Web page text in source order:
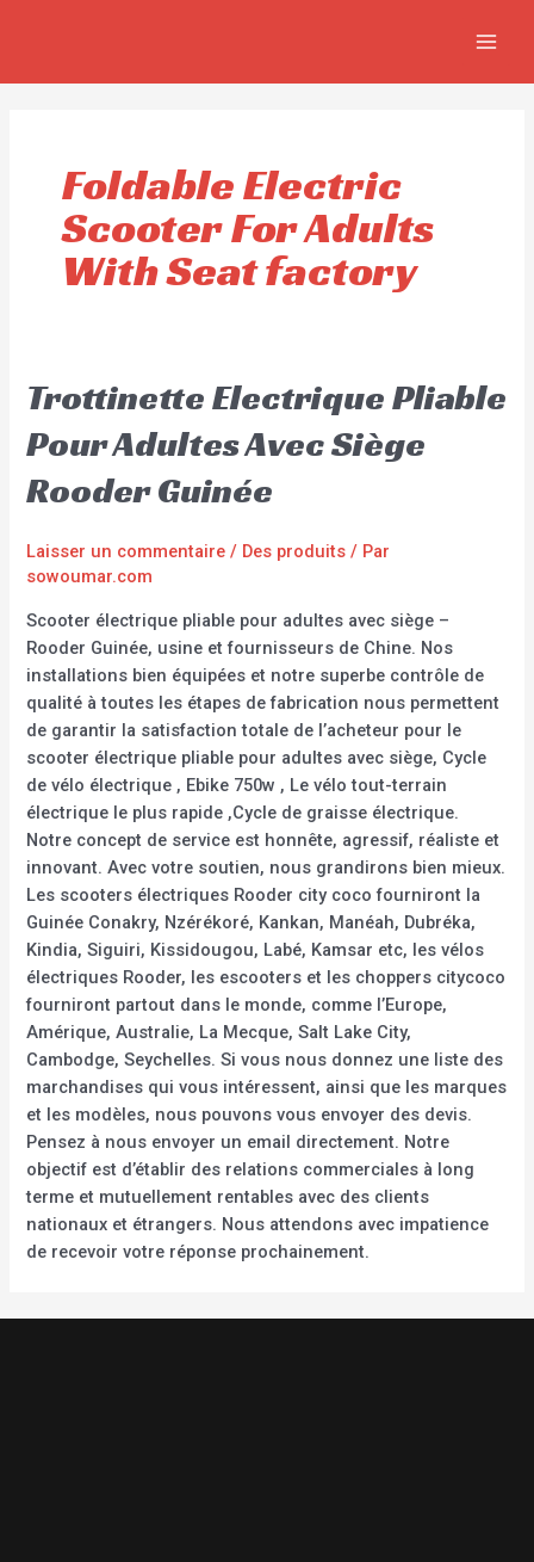
Foldable Electric
Scooter For Adults
With Seat factory
Trottinette Electrique Pliable
Pour Adultes Avec Siège
Rooder Guinée
Laisser un commentaire / Des produits / Par
sowoumar.com
Scooter électrique pliable pour adultes avec siège –
Rooder Guinée, usine et fournisseurs de Chine. Nos
installations bien équipées et notre superbe contrôle de
qualité à toutes les étapes de fabrication nous permettent
de garantir la satisfaction totale de l’acheteur pour le
scooter électrique pliable pour adultes avec siège, Cycle
de vélo électrique , Ebike 750w , Le vélo tout-terrain
électrique le plus rapide ,Cycle de graisse électrique.
Notre concept de service est honnête, agressif, réaliste et
innovant. Avec votre soutien, nous grandirons bien mieux.
Les scooters électriques Rooder city coco fourniront la
Guinée Conakry, Nzérékoré, Kankan, Manéah, Dubréka,
Kindia, Siguiri, Kissidougou, Labé, Kamsar etc, les vélos
électriques Rooder, les escooters et les choppers citycoco
fourniront partout dans le monde, comme l’Europe,
Amérique, Australie, La Mecque, Salt Lake City,
Cambodge, Seychelles. Si vous nous donnez une liste des
marchandises qui vous intéressent, ainsi que les marques
et les modèles, nous pouvons vous envoyer des devis.
Pensez à nous envoyer un email directement. Notre
objectif est d’établir des relations commerciales à long
terme et mutuellement rentables avec des clients
nationaux et étrangers. Nous attendons avec impatience
de recevoir votre réponse prochainement.